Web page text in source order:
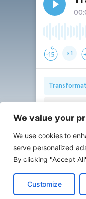
We value your
We use cookies to
serve personalized
By clicking "Accept
Customize